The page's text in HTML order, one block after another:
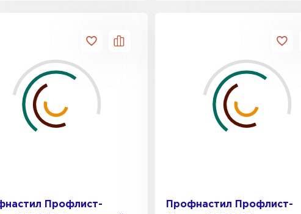
Профлист-
Профнастил Профлист-